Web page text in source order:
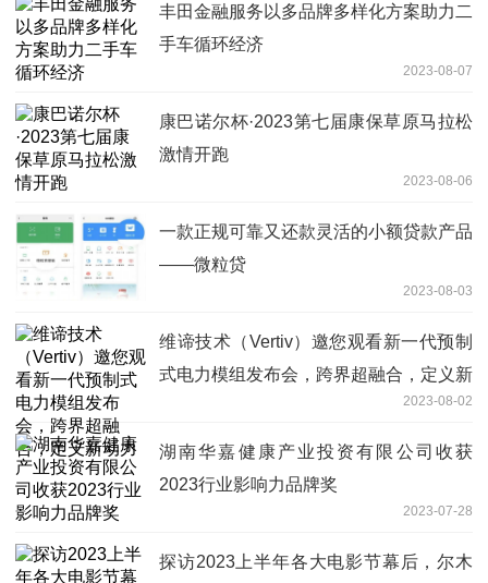
丰田金融服务以多品牌多样化方案助力二
手车循环经济
2023-08-07
康巴诺尔杯·2023第七届康保草原马拉松
激情开跑
2023-08-06
一款正规可靠又还款灵活的小额贷款产品
——微粒贷
2023-08-03
维谛技术（Vertiv）邀您观看新一代预制
式电力模组发布会，跨界超融合，定义新
2023-08-02
湖南华嘉健康产业投资有限公司收获
2023行业影响力品牌奖
2023-07-28
探访2023上半年各大电影节幕后，尔木